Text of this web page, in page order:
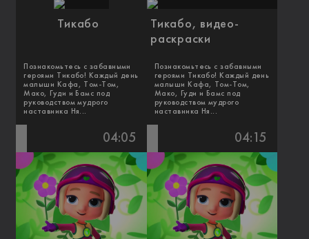
Тикабо
Познакомьтесь с забавными
героями Тикабо! Каждый день
малыши Кафа, Том-Том,
Мако, Гуди и Бамс под
руководством мудрого
наставника Ня...
Тикабо, видео-
раскраски
Познакомьтесь с забавными
героями Тикабо! Каждый день
малыши Кафа, Том-Том,
Мако, Гуди и Бамс под
руководством мудрого
наставника Ня...
04:05 04:15